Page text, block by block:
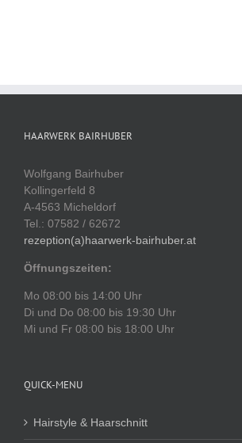
HAARWERK BAIRHUBER
Wolfgang Bairhuber
Kollingerfeld 8
A-4563 Micheldorf
Tel.: 07582 / 62672
rezeption(a)haarwerk-bairhuber.at
Öffnungszeiten:
Mo 08:00 bis 14:00 Uhr
Di und Do 08:00 bis 19:30 Uhr
Mi und Fr 08:00 bis 18:00 Uhr
QUICK-MENU
Hairstyle & Haarschnitt